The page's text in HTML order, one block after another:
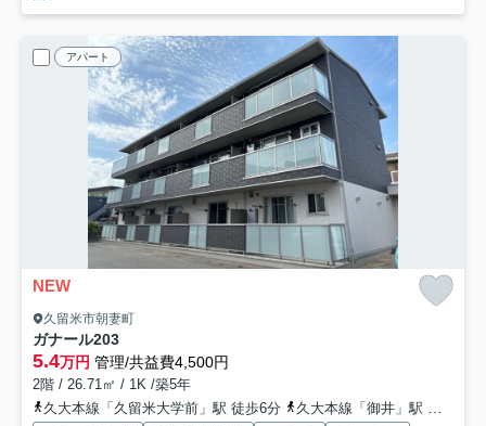
アパート
NEW
久留米市朝妻町
ガナール203
5.4万円 管理/共益費4,500円
2階 / 26.71㎡ / 1K /築5年
久大本線「久留米大学前」駅 徒歩6分
久大本線「御井」駅 徒歩22分